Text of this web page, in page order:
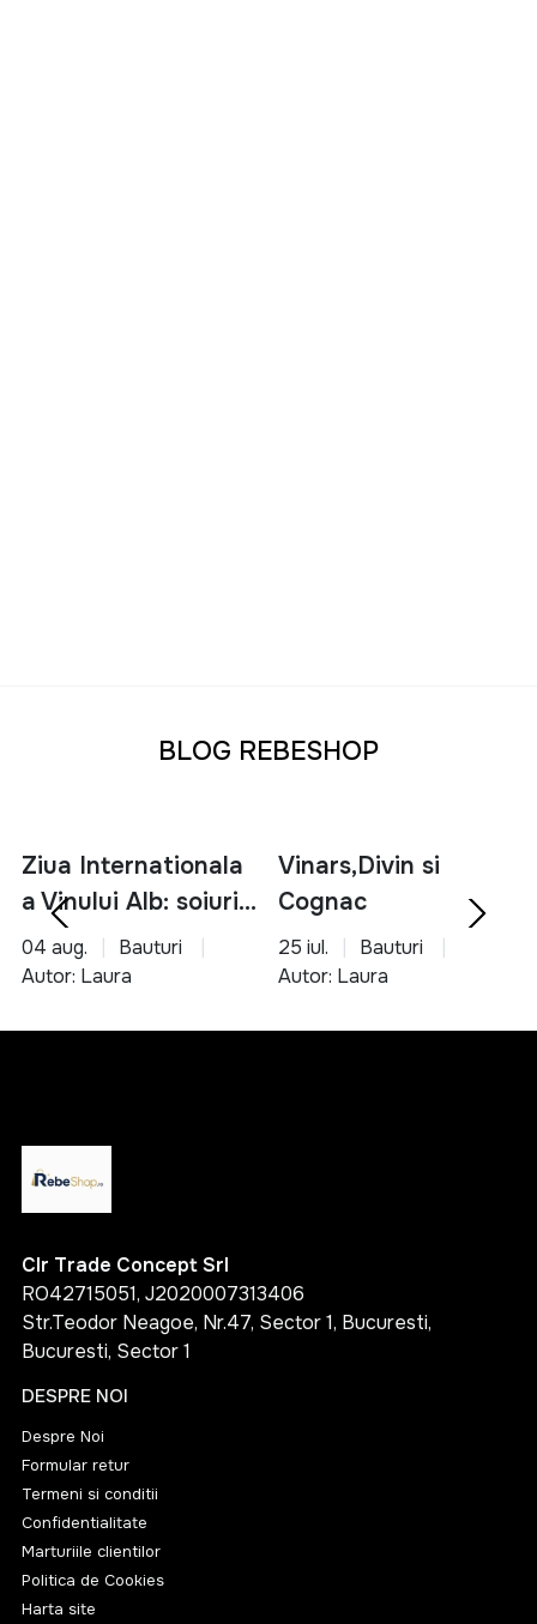
BLOG REBESHOP
Ziua Internationala
a Vinului Alb: soiuri,
servire si asocieri
culinare
04 aug.
Bauturi
Autor: Laura
Vinars,Divin si
Cognac
25 iul.
Bauturi
Autor: Laura
Clr Trade Concept Srl
RO42715051, J2020007313406
Str.Teodor Neagoe, Nr.47, Sector 1, Bucuresti,
Bucuresti, Sector 1
DESPRE NOI
Despre Noi
Formular retur
Termeni si conditii
Confidentialitate
Marturiile clientilor
Politica de Cookies
Harta site